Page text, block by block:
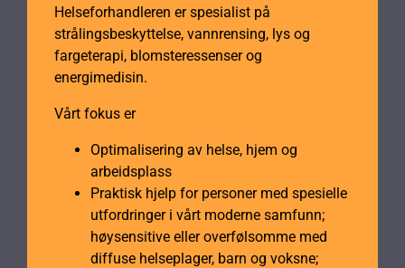
Helseforhandleren er spesialist på
strålingsbeskyttelse, vannrensing, lys og
fargeterapi, blomsteressenser og
energimedisin.
Vårt fokus er
Optimalisering av helse, hjem og
arbeidsplass
Praktisk hjelp for personer med spesielle
utfordringer i vårt moderne samfunn;
høysensitive eller overfølsomme med
diffuse helseplager, barn og voksne;